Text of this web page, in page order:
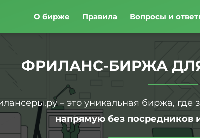
О бирже Правила Вопросы и
ФРИЛАНС-БИРЖА
– это уникальная биржа, где
напрямую без посредников